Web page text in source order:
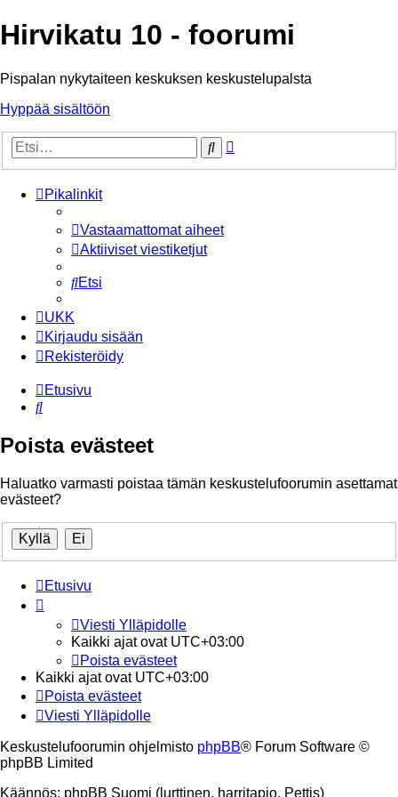
Hirvikatu 10 - foorumi
Pispalan nykytaiteen keskuksen keskustelupalsta
Hyppää sisältöön
Etsi
Pikalinkit
Vastaamattomat aiheet
Aktiiviset viestiketjut
Etsi
UKK
Kirjaudu sisään
Rekisteröidy
Etusivu
Etsi
Poista evästeet
Haluatko varmasti poistaa tämän keskustelufoorumin asettamat
evästeet?
Etusivu
Viesti Ylläpidolle
Kaikki ajat ovat UTC+03:00
Poista evästeet
Kaikki ajat ovat UTC+03:00
Poista evästeet
Viesti Ylläpidolle
Keskustelufoorumin ohjelmisto phpBB® Forum Software ©
phpBB Limited
Käännös: phpBB Suomi (lurttinen, harritapio, Pettis)